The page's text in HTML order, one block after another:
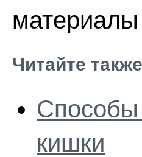
материалы
Читайте
Способы
кишки